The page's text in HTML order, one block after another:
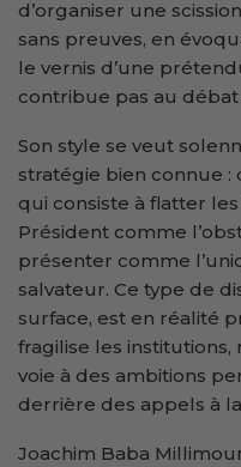
d’organiser une
sans preuves, en
le vernis d’une
contribue pas au
Son style se veut
stratégie bien connue
qui consiste à flatter
Président comme
présenter comme
salvateur. Ce type de
surface, est en réalité
fragilise les institutions,
voie à des ambitions
derrière des appels à
Joachim Baba